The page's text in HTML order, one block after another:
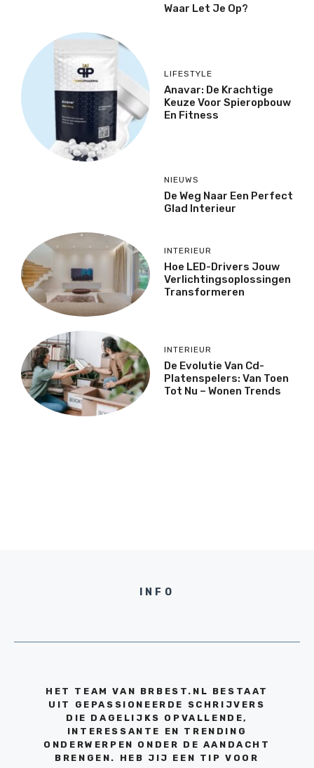
Waar Let Je Op?
LIFESTYLE
Anavar: De Krachtige
Keuze Voor Spieropbouw
En Fitness
NIEUWS
De Weg Naar Een Perfect
Glad Interieur
INTERIEUR
Hoe LED-Drivers Jouw
Verlichtingsoplossingen
Transformeren
INTERIEUR
De Evolutie Van Cd-
Platenspelers: Van Toen
Tot Nu – Wonen Trends
INFO
HET TEAM VAN BRBEST.NL BESTAAT
UIT GEPASSIONEERDE SCHRIJVERS
DIE DAGELIJKS OPVALLENDE,
INTERESSANTE EN TRENDING
ONDERWERPEN ONDER DE AANDACHT
BRENGEN. HEB JIJ EEN TIP VOOR